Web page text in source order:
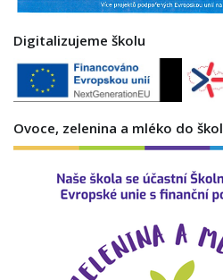
Digitalizujeme školu
Ovoce, zelenina a mléko do škol